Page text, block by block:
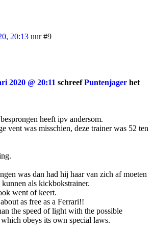
20:13 uur #9
2020 @ 20:11 schreefPuntenjager het
heeft ipv andersom.
vent was misschien, deze trainer was 52 ten
was dan had hij haar van zich af moeten
als kickbokstrainer.
went of keert.
as free as a Ferrari!!
the speed of light with the possible
obeys its own special laws.